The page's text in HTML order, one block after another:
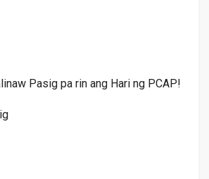
Pasig pa rin ang Hari ng PCAP!